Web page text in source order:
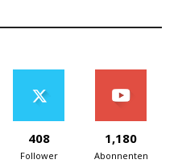
408
Follower
1,180
Abonnenten